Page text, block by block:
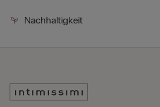
Nachhaltigkeit